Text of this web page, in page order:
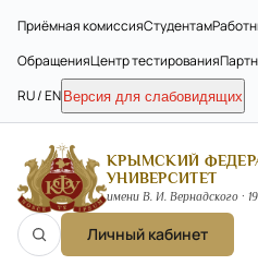
Приёмная комиссияСтудентам
ОбращенияЦентр тестирования
RU / EN Версия для слабовидящих
КРЫМСКИЙ
УНИВЕРСИТЕТ
имени В. И. Вернадского ·
Личный кабинет